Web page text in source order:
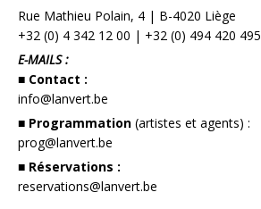
Rue Mathieu Polain, 4 | B-4020 Liège
+32 (0) 4 342 12 00 | +32 (0) 494 420 495
E-MAILS :
■ Contact :
info@lanvert.be
■ Programmation (artistes et agents) :
prog@lanvert.be
■ Réservations :
reservations@lanvert.be